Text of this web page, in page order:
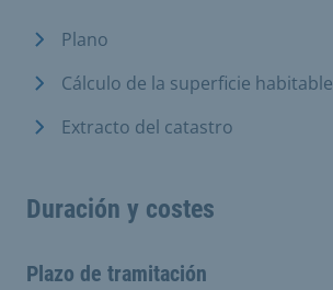
Plano
Cálculo de la superficie habitable
Extracto del catastro
Duración y costes
Plazo de tramitación